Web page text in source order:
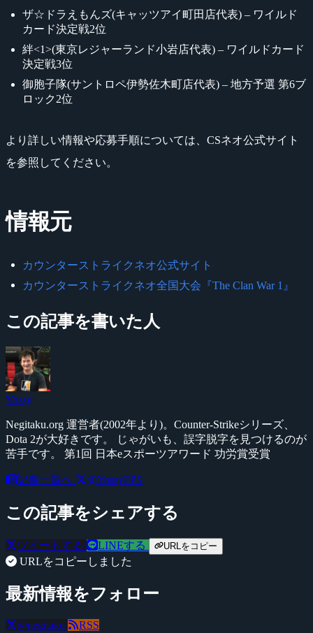
ザ☆ドラえもんズ(キャッツアイ町田店代表) – ワイルド
カード決定戦2位
絆<1>(東京レジャーランド小岩店代表) – ワイルドカード
決定戦3位
御胞子隊(サントロペ伊勢佐木町店代表) – 地方予選 第6ブ
ロック2位
より詳しい情報や応募手順については、CSネオ公式サイト
を参照してください。
情報元
カウンターストライクネオ公式サイト
カウンターストライクネオ全国大会『The Clan War 1』
この記事を書いた人
Yossy
Negitaku.org 運営者(2002年より)。Counter-Strikeシリーズ、
Dota 2が大好きです。 じゃがいも、誤字脱字を見つけるのが
苦手です。 第1回 日本eスポーツアワード 功労賞受賞
記事一覧へ @YossyFPS
この記事をシェアする
ツイートする LINEする URLをコピー
URLをコピーしました
最新情報をフォロー
@negitaku RSS